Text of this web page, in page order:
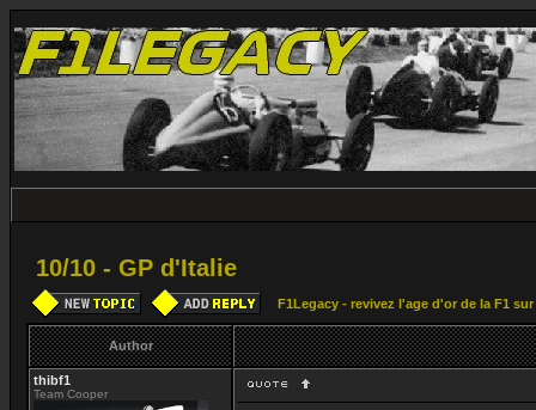
10/10 - GP d'Italie
F1Legacy - revivez l'age d'or de la F1
Author
thibf1
Team Cooper